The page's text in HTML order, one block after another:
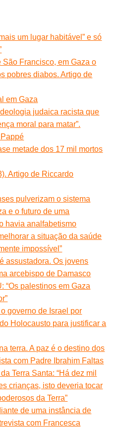
um lugar habitável” e só
Francisco, em Gaza o
pobres diabos. Artigo de
em Gaza
judaica racista que
moral para matar”.
metade dos 17 mil mortos
Artigo de Riccardo
pulverizam o sistema
e o futuro de uma
havia analfabetismo
a situação da saúde
impossível”
assustadora. Os jovens
arcebispo de Damasco
“Os palestinos em Gaza
governo de Israel por
Holocausto para justificar a
terra. A paz é o destino dos
com Padre Ibrahim Faltas
Terra Santa: “Há dez mil
crianças, isto deveria tocar
da Terra”
de uma instância de
com Francesca